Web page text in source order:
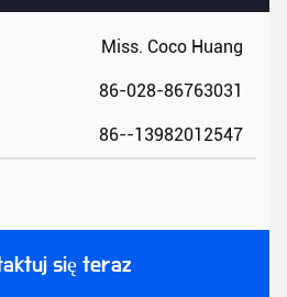
Miss. Coco Huang
86-028-86763031
86--13982012547
się teraz